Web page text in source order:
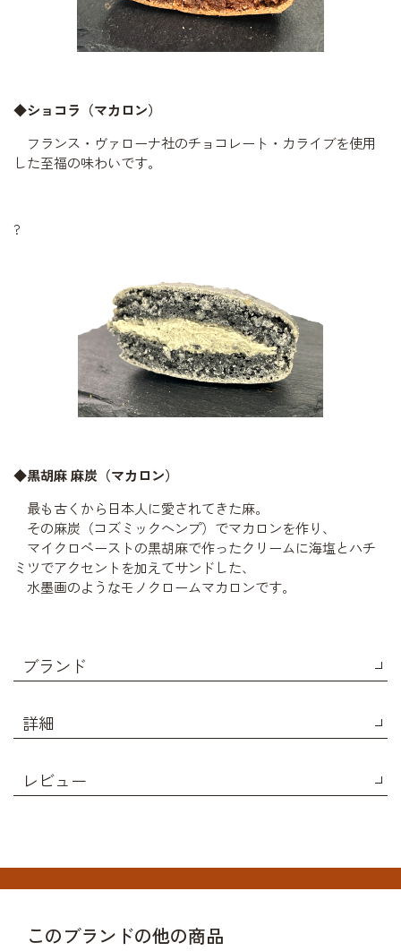
◆ショコラ（マカロン）
フランス・ヴァローナ社のチョコレート・カライブを使用
した至福の味わいです。
?
◆黒胡麻 麻炭（マカロン）
最も古くから日本人に愛されてきた麻。
その麻炭（コズミックヘンプ）でマカロンを作り、
マイクロペーストの黒胡麻で作ったクリームに海塩とハチ
ミツでアクセントを加えてサンドした、
水墨画のようなモノクロームマカロンです。
ブランド
詳細
レビュー
このブランドの他の商品